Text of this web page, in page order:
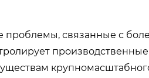
проблемы, связанные с
производственные